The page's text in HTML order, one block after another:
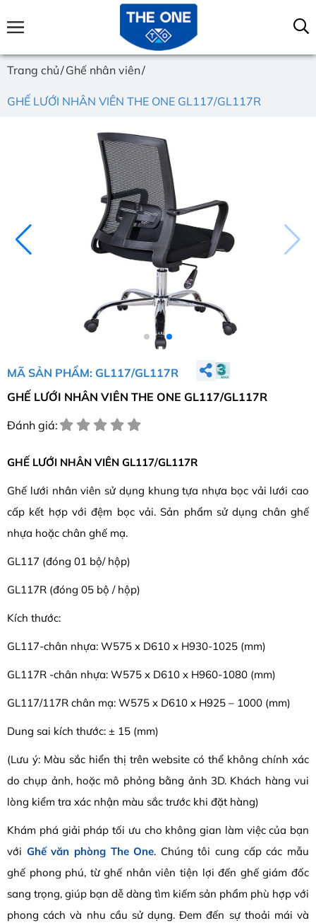
Trang chủ Ghế nhân viên
GHẾ LƯỚI NHÂN VIÊN THE ONE GL117/GL117R
MÃ SẢN PHẨM: GL117/GL117R
GHẾ LƯỚI NHÂN VIÊN THE ONE GL117/GL117R
Đánh giá:
GHẾ LƯỚI NHÂN VIÊN GL117/GL117R
Ghế lưới nhân viên sử dụng khung tựa nhựa bọc vải lưới cao
cấp kết hợp với đệm bọc vải. Sản phẩm sử dụng chân ghế
nhựa hoặc chân ghế mạ.
GL117 (đóng 01 bộ/ hộp)
GL117R (đóng 05 bộ / hộp)
Kích thước:
GL117-chân nhựa: W575 x D610 x H930-1025 (mm)
GL117R -chân nhựa: W575 x D610 x H960-1080 (mm)
GL117/117R chân mạ: W575 x D610 x H925 – 1000 (mm)
Dung sai kích thước: ± 15 (mm)
(Lưu ý: Màu sắc hiển thị trên website có thể không chính xác
do chụp ảnh, hoặc mô phỏng bằng ảnh 3D. Khách hàng vui
lòng kiểm tra xác nhận màu sắc trước khi đặt hàng)
Khám phá giải pháp tối ưu cho không gian làm việc của bạn
với Ghế văn phòng The One. Chúng tôi cung cấp các mẫu
ghế phong phú, từ ghế nhân viên tiện lợi đến ghế giám đốc
sang trọng, giúp bạn dễ dàng tìm kiếm sản phẩm phù hợp với
phong cách và nhu cầu sử dụng. Đem đến sự thoải mái và